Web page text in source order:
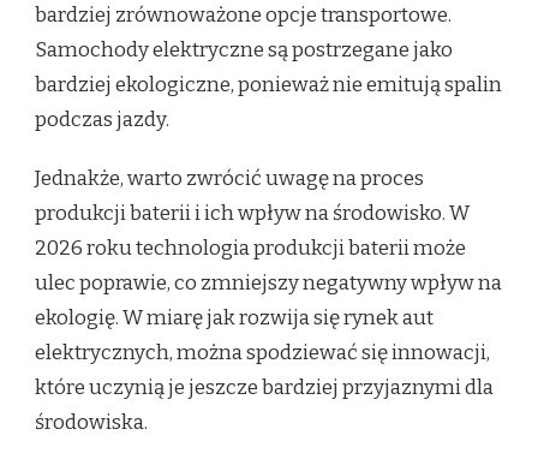
bardziej zrównoważone opcje transportowe.
Samochody elektryczne są postrzegane jako
bardziej ekologiczne, ponieważ nie emitują spalin
podczas jazdy.
Jednakże, warto zwrócić uwagę na proces
produkcji baterii i ich wpływ na środowisko. W
2026 roku technologia produkcji baterii może
ulec poprawie, co zmniejszy negatywny wpływ na
ekologię. W miarę jak rozwija się rynek aut
elektrycznych, można spodziewać się innowacji,
które uczynią je jeszcze bardziej przyjaznymi dla
środowiska.